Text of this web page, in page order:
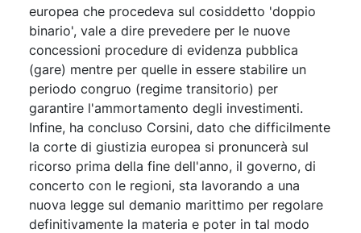
europea che procedeva sul cosiddetto 'doppio
binario', vale a dire prevedere per le nuove
concessioni procedure di evidenza pubblica
(gare) mentre per quelle in essere stabilire un
periodo congruo (regime transitorio) per
garantire l'ammortamento degli investimenti.
Infine, ha concluso Corsini, dato che difficilmente
la corte di giustizia europea si pronuncerà sul
ricorso prima della fine dell'anno, il governo, di
concerto con le regioni, sta lavorando a una
nuova legge sul demanio marittimo per regolare
definitivamente la materia e poter in tal modo